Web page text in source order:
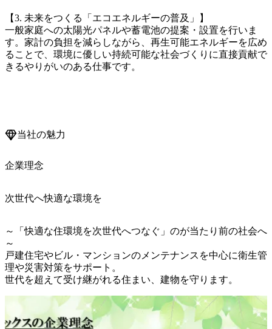
【3. 未来をつくる「エコエネルギーの普及」】
一般家庭への太陽光パネルや蓄電池の提案・設置を行いま
す。家計の負担を減らしながら、再生可能エネルギーを広め
ることで、環境に優しい持続可能な社会づくりに直接貢献で
きるやりがいのある仕事です。
当社の魅力
企業理念
次世代へ快適な環境を
～「快適な住環境を次世代へつなぐ」のが当たり前の社会へ
～
戸建住宅やビル・マンションのメンテナンスを中心に衛生管
理や災害対策をサポート。
世代を超えて受け継がれる住まい、建物を守ります。